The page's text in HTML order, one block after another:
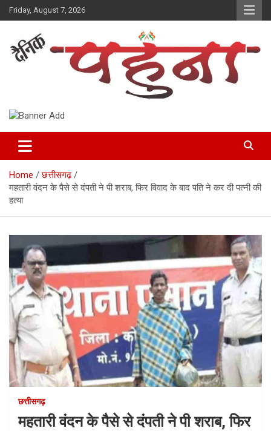
Skip
to
Friday, August 7, 2026
Dainik Pahuna
Home
छत्तीसगढ़
महतारी वंदन के पैसे से दंपती ने पी शराब, फिर विवाद के बाद पति ने कर दी पत्नी की
हत्या
छत्तीसगढ़
महतारी वंदन के पैसे से दंपती ने पी शराब, फिर